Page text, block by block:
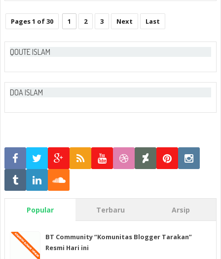
Pages 1 of 30 1 2 3 Next Last
QOUTE ISLAM
DOA ISLAM
Popular Terbaru Arsip
BT Community “Komunitas Blogger Tarakan”
Resmi Hari ini